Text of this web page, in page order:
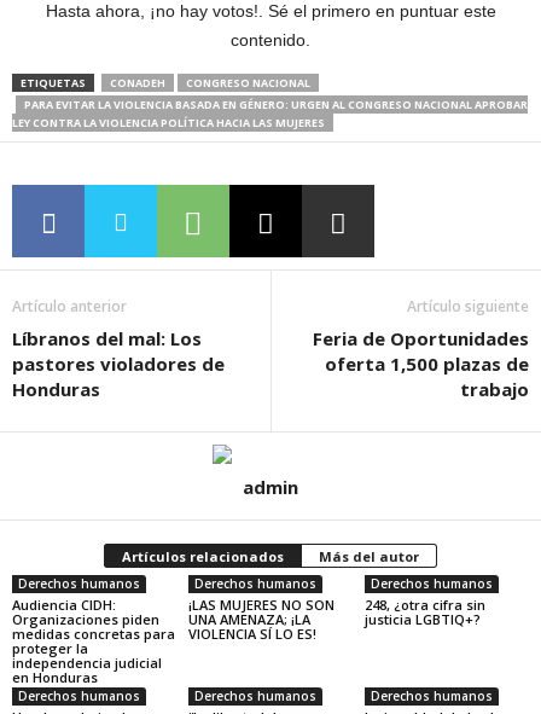
Hasta ahora, ¡no hay votos!. Sé el primero en puntuar este
contenido.
ETIQUETAS CONADEH
CONGRESO NACIONAL
PARA EVITAR LA VIOLENCIA BASADA EN GÉNERO: URGEN AL CONGRESO NACIONAL APROBAR
LEY CONTRA LA VIOLENCIA POLÍTICA HACIA LAS MUJERES
Artículo anterior
Líbranos del mal: Los
pastores violadores de
Honduras
Artículo siguiente
Feria de Oportunidades
oferta 1,500 plazas de
trabajo
admin
Artículos relacionados Más del autor
Derechos humanos
Audiencia CIDH:
Organizaciones piden
medidas concretas para
proteger la
independencia judicial
en Honduras
Derechos humanos
¡LAS MUJERES NO SON
UNA AMENAZA; ¡LA
VIOLENCIA SÍ LO ES!
Derechos humanos
248, ¿otra cifra sin
justicia LGBTIQ+?
Derechos humanos Derechos humanos Derechos humanos